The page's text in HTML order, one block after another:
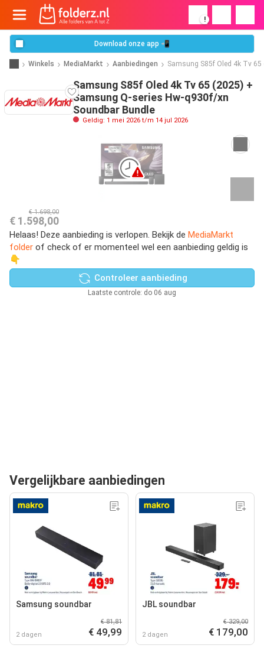
!
Download onze app 📲
Winkels MediaMarkt Aanbiedingen Samsung S85f Oled 4k Tv
Samsung S85f Oled 4k Tv 65 (2025) +
Samsung Q-series Hw-q930f/xn
Soundbar Bundle
Geldig: 1 mei 2026 t/m 14 jul 2026
€ 1.698,00
€ 1.598,00
Helaas! Deze aanbieding is verlopen. Bekijk de MediaMarkt
folder of check of er momenteel wel een aanbieding geldig is
👇
Controleer aanbieding
Laatste controle: do 06 aug
Vergelijkbare aanbiedingen
Samsung soundbar
2 dagen
€ 81,81
€ 49,99
JBL soundbar
2 dagen
€ 329,00
€ 179,00